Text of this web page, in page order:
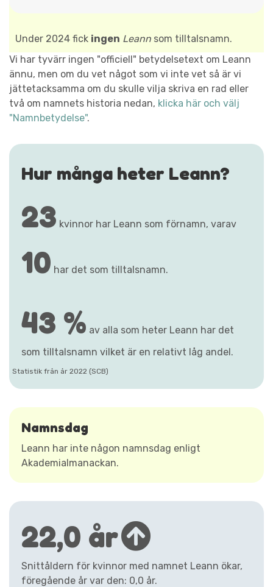
Under 2024 fick ingen Leann som tilltalsnamn.
Vi har tyvärr ingen "officiell" betydelsetext om Leann
ännu, men om du vet något som vi inte vet så är vi
jättetacksamma om du skulle vilja skriva en rad eller
två om namnets historia nedan, klicka här och välj
"Namnbetydelse".
Hur många heter Leann?
23 kvinnor har Leann som förnamn, varav
10 har det som tilltalsnamn.
43 % av alla som heter Leann har det
som tilltalsnamn vilket är en relativt låg andel.
Statistik från år 2022 (SCB)
Namnsdag
Leann har inte någon namnsdag enligt
Akademialmanackan.
22,0 år
Snittåldern för kvinnor med namnet Leann ökar,
föregående år var den: 0,0 år.